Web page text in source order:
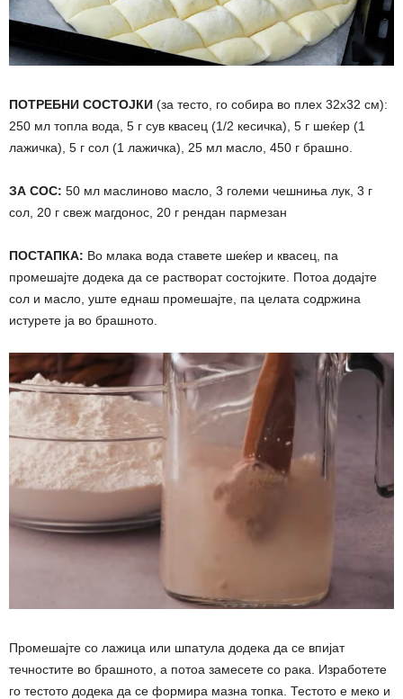
ПОТРЕБНИ СОСТОЈКИ (за тесто, го собира во плех 32х32 см):
250 мл топла вода, 5 г сув квасец (1/2 кесичка), 5 г шеќер (1
лажичка), 5 г сол (1 лажичка), 25 мл масло, 450 г брашно.
ЗА СОС: 50 мл маслиново масло, 3 големи чешниња лук, 3 г
сол, 20 г свеж магдонос, 20 г рендан пармезан
ПОСТАПКА: Во млака вода ставете шеќер и квасец, па
промешајте додека да се растворат состојките. Потоа додајте
сол и масло, уште еднаш промешајте, па целата содржина
истурете ја во брашното.
Промешајте со лажица или шпатула додека да се впијат
течностите во брашното, а потоа замесете со рака. Изработете
го тестото додека да се формира мазна топка. Тестото е меко и